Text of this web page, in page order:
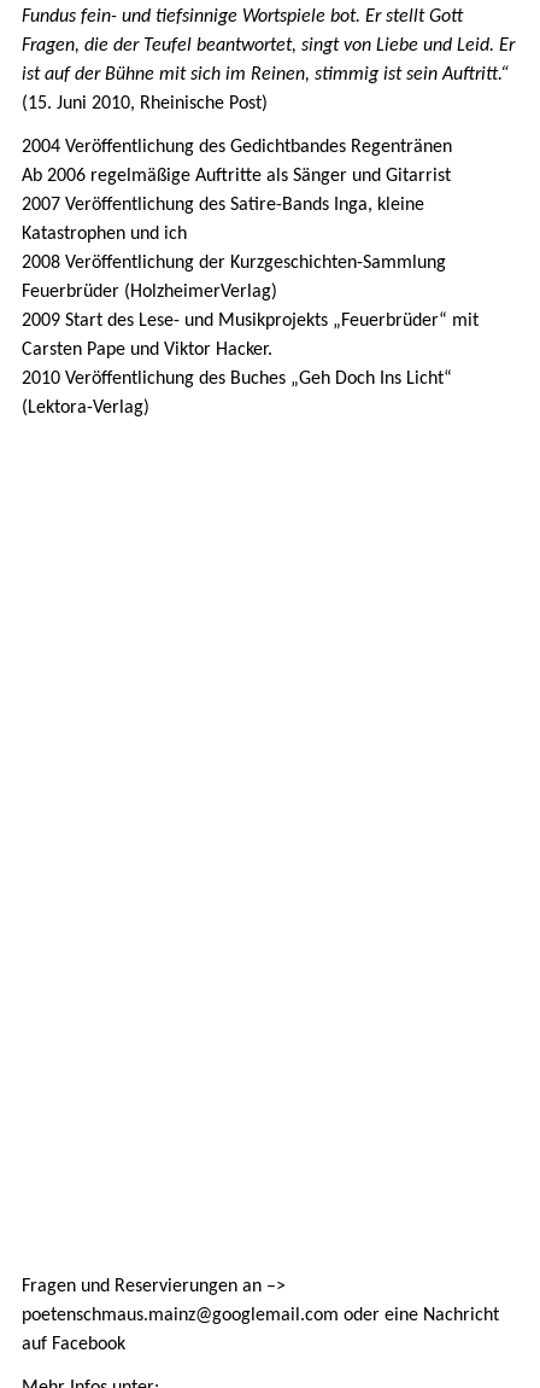
Fundus fein- und tiefsinnige Wortspiele bot. Er stellt Gott
Fragen, die der Teufel beantwortet, singt von Liebe und Leid. Er
ist auf der Bühne mit sich im Reinen, stimmig ist sein Auftritt.“
(15. Juni 2010, Rheinische Post)
2004 Veröffentlichung des Gedichtbandes Regentränen
Ab 2006 regelmäßige Auftritte als Sänger und Gitarrist
2007 Veröffentlichung des Satire-Bands Inga, kleine
Katastrophen und ich
2008 Veröffentlichung der Kurzgeschichten-Sammlung
Feuerbrüder (HolzheimerVerlag)
2009 Start des Lese- und Musikprojekts „Feuerbrüder“ mit
Carsten Pape und Viktor Hacker.
2010 Veröffentlichung des Buches „Geh Doch Ins Licht“
(Lektora-Verlag)
Fragen und Reservierungen an –>
poetenschmaus.mainz@googlemail.com oder eine Nachricht
auf Facebook